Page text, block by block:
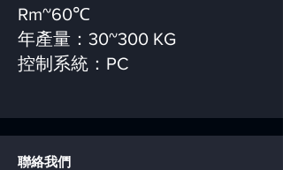
Rm~60℃
年產量：30~300 KG
控制系統：PC
聯絡我們